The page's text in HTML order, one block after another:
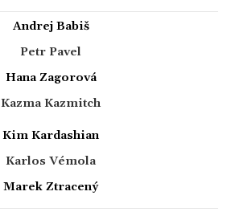
Andrej Babiš
Petr Pavel
Hana Zagorová
Kazma Kazmitch
Kim Kardashian
Karlos Vémola
Marek Ztracený